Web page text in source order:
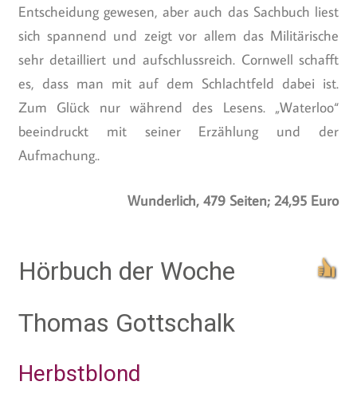
Entscheidung gewesen, aber auch das Sachbuch liest
sich spannend und zeigt vor allem das Militärische
sehr detailliert und aufschlussreich. Cornwell schafft
es, dass man mit auf dem Schlachtfeld dabei ist.
Zum Glück nur während des Lesens. „Waterloo“
beeindruckt mit seiner Erzählung und der
Aufmachung..
Wunderlich, 479 Seiten; 24,95 Euro
Hörbuch der Woche
Thomas Gottschalk
Herbstblond